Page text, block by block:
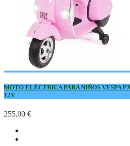
MOTO ELÉCTRICA PARA NIÑOS VESPA
12V
255,00 €